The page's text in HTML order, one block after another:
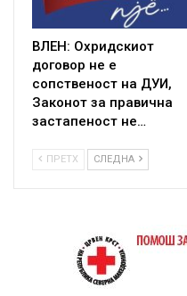
ВЛЕН: Охридскиот
договор не е
сопственост на ДУИ,
Законот за правична
застапеност не…
ПРЕТХ СЛЕДНА